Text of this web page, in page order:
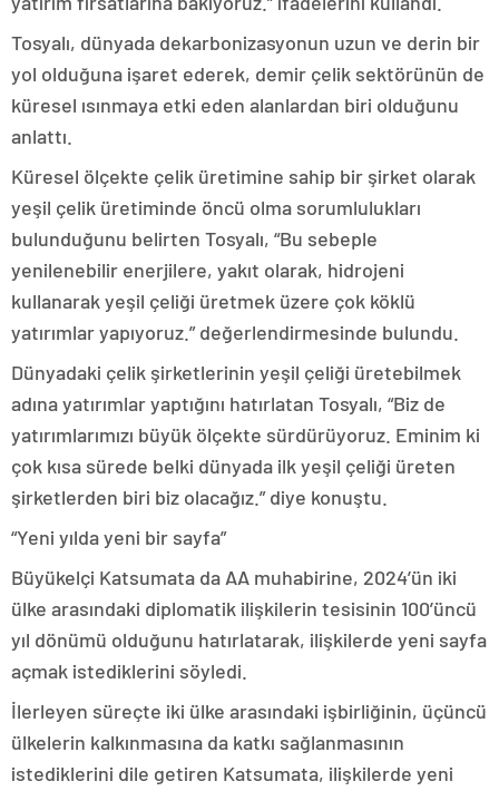
Tosyalı, dünyada dekarbonizasyonun uzun ve derin bir
yol olduğuna işaret ederek, demir çelik sektörünün de
küresel ısınmaya etki eden alanlardan biri olduğunu
anlattı.
Küresel ölçekte çelik üretimine sahip bir şirket olarak
yeşil çelik üretiminde öncü olma sorumlulukları
bulunduğunu belirten Tosyalı, “Bu sebeple
yenilenebilir enerjilere, yakıt olarak, hidrojeni
kullanarak yeşil çeliği üretmek üzere çok köklü
yatırımlar yapıyoruz.” değerlendirmesinde bulundu.
Dünyadaki çelik şirketlerinin yeşil çeliği üretebilmek
adına yatırımlar yaptığını hatırlatan Tosyalı, “Biz de
yatırımlarımızı büyük ölçekte sürdürüyoruz. Eminim ki
çok kısa sürede belki dünyada ilk yeşil çeliği üreten
şirketlerden biri biz olacağız.” diye konuştu.
“Yeni yılda yeni bir sayfa”
Büyükelçi Katsumata da AA muhabirine, 2024’ün iki
ülke arasındaki diplomatik ilişkilerin tesisinin 100’üncü
yıl dönümü olduğunu hatırlatarak, ilişkilerde yeni sayfa
açmak istediklerini söyledi.
İlerleyen süreçte iki ülke arasındaki işbirliğinin, üçüncü
ülkelerin kalkınmasına da katkı sağlanmasının
istediklerini dile getiren Katsumata, ilişkilerde yeni